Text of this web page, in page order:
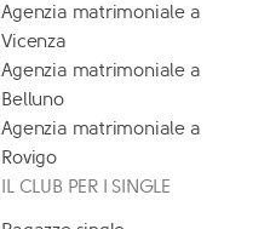
Agenzia matrimoniale a
Vicenza
Agenzia matrimoniale a
Belluno
Agenzia matrimoniale a
Rovigo
IL CLUB PER I SINGLE